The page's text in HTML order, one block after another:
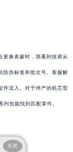
更换表蒙时，我看到技师从
防伪标签和批次号。客服解
件流入。对于停产的机芯型
列也能找到匹配零件。
关闭